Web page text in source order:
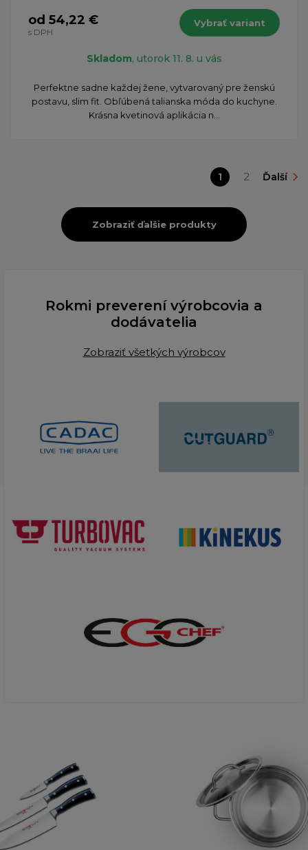
od 54,22 €
s DPH
Vybrať variant
Skladom, utorok 11. 8. u vás
Perfektne sadne každej žene, vytvarovaný pre ženskú
postavu, slim fit. Obľúbená talianska móda do kuchyne.
Krásna kvetinová aplikácia n...
1 2 Ďalší
Zobraziť ďalšie produkty
Rokmi preverení výrobcovia a
dodávatelia
Zobraziť všetkých výrobcov